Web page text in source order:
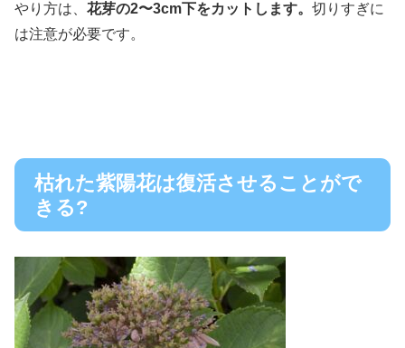
やり方は、 花芽の2〜3cm下をカットします。 切りすぎに
は注意が必要です。
枯れた紫陽花は復活させることがで
きる?